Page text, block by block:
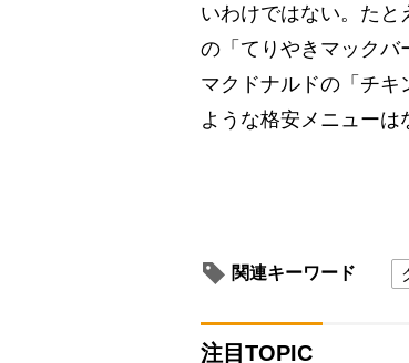
いわけではない。たと
の「てりやきマックバ
マクドナルドの「チ
ような格安メニューは
関連キーワード
注目TOPIC